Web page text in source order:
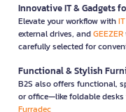
Innovative IT & Gadgets
Elevate your workflow with
external drives, andGEEZER
carefully selected for
Functional & Stylish
B2S also offers functional,
or office—like foldable
Furradec